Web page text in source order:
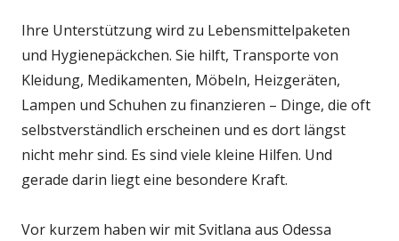
Ihre Unterstützung wird zu Lebensmittelpaketen
und Hygienepäckchen. Sie hilft, Transporte von
Kleidung, Medikamenten, Möbeln, Heizgeräten,
Lampen und Schuhen zu finanzieren – Dinge, die oft
selbstverständlich erscheinen und es dort längst
nicht mehr sind. Es sind viele kleine Hilfen. Und
gerade darin liegt eine besondere Kraft.
Vor kurzem haben wir mit Svitlana aus Odessa